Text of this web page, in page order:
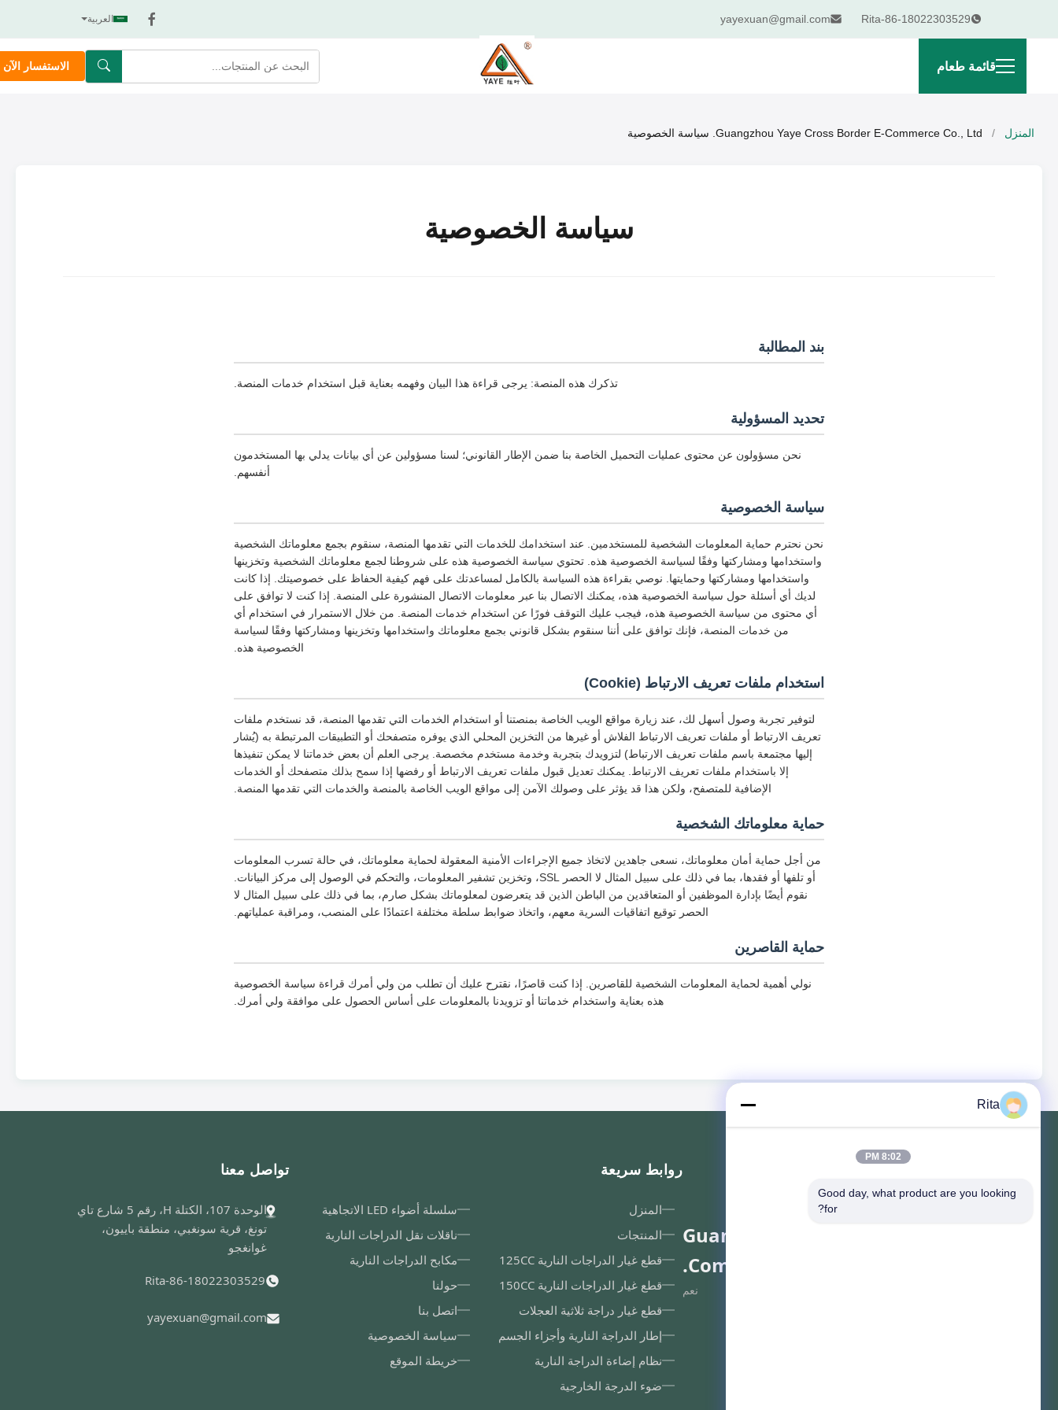
Rita-86-18022303529
yayexuan@gmail.com العربية
قائمة طعام الاستفسار الآن
المنزل / Guangzhou Yaye Cross Border E-Commerce Co., Ltd. سياسة الخصوصية
سياسة الخصوصية
بند المطالبة
تذكرك هذه المنصة: يرجى قراءة هذا البيان وفهمه بعناية قبل استخدام خدمات المنصة.
تحديد المسؤولية
نحن مسؤولون عن محتوى عمليات التحميل الخاصة بنا ضمن الإطار القانوني؛ لسنا مسؤولين عن أي بيانات يدلي بها المستخدمون
أنفسهم.
سياسة الخصوصية
نحن نحترم حماية المعلومات الشخصية للمستخدمين. عند استخدامك للخدمات التي تقدمها المنصة، سنقوم بجمع معلوماتك الشخصية
واستخدامها ومشاركتها وفقًا لسياسة الخصوصية هذه. تحتوي سياسة الخصوصية هذه على شروطنا لجمع معلوماتك الشخصية وتخزينها
واستخدامها ومشاركتها وحمايتها. نوصي بقراءة هذه السياسة بالكامل لمساعدتك على فهم كيفية الحفاظ على خصوصيتك. إذا كانت
لديك أي أسئلة حول سياسة الخصوصية هذه، يمكنك الاتصال بنا عبر معلومات الاتصال المنشورة على المنصة. إذا كنت لا توافق على
أي محتوى من سياسة الخصوصية هذه، فيجب عليك التوقف فورًا عن استخدام خدمات المنصة. من خلال الاستمرار في استخدام أي
من خدمات المنصة، فإنك توافق على أننا سنقوم بشكل قانوني بجمع معلوماتك واستخدامها وتخزينها ومشاركتها وفقًا لسياسة
الخصوصية هذه.
استخدام ملفات تعريف الارتباط (Cookie)
لتوفير تجربة وصول أسهل لك، عند زيارة مواقع الويب الخاصة بمنصتنا أو استخدام الخدمات التي تقدمها المنصة، قد نستخدم ملفات
تعريف الارتباط أو ملفات تعريف الارتباط الفلاش أو غيرها من التخزين المحلي الذي يوفره متصفحك أو التطبيقات المرتبطة به (يُشار
إليها مجتمعة باسم ملفات تعريف الارتباط) لتزويدك بتجربة وخدمة مستخدم مخصصة. يرجى العلم أن بعض خدماتنا لا يمكن تنفيذها
إلا باستخدام ملفات تعريف الارتباط. يمكنك تعديل قبول ملفات تعريف الارتباط أو رفضها إذا سمح بذلك متصفحك أو الخدمات
الإضافية للمتصفح، ولكن هذا قد يؤثر على وصولك الآمن إلى مواقع الويب الخاصة بالمنصة والخدمات التي تقدمها المنصة.
حماية معلوماتك الشخصية
من أجل حماية أمان معلوماتك، نسعى جاهدين لاتخاذ جميع الإجراءات الأمنية المعقولة لحماية معلوماتك، في حالة تسرب المعلومات
أو تلفها أو فقدها، بما في ذلك على سبيل المثال لا الحصر SSL، وتخزين تشفير المعلومات، والتحكم في الوصول إلى مركز البيانات.
نقوم أيضًا بإدارة الموظفين أو المتعاقدين من الباطن الذين قد يتعرضون لمعلوماتك بشكل صارم، بما في ذلك على سبيل المثال لا
الحصر توقيع اتفاقيات السرية معهم، واتخاذ ضوابط سلطة مختلفة اعتمادًا على المنصب، ومراقبة عملياتهم.
حماية القاصرين
نولي أهمية لحماية المعلومات الشخصية للقاصرين. إذا كنت قاصرًا، نقترح عليك أن تطلب من ولي أمرك قراءة سياسة الخصوصية
هذه بعناية واستخدام خدماتنا أو تزويدنا بالمعلومات على أساس الحصول على موافقة ولي أمرك.
Guangzhou Yaye Cross Border E-
Commerce Co., Ltd.
نعم
روابط سريعة
المنزل
المنتجات
قطع غيار الدراجات النارية 125CC
قطع غيار الدراجات النارية 150CC
قطع غيار دراجة ثلاثية العجلات
إطار الدراجة النارية وأجزاء الجسم
نظام إضاءة الدراجة النارية
ضوء الدرجة الخارجية
سلسلة أضواء LED الاتجاهية
ناقلات نقل الدراجات النارية
مكابح الدراجات النارية
حولنا
اتصل بنا
سياسة الخصوصية
خريطة الموقع
تواصل معنا
الوحدة 107، الكتلة H، رقم 5 شارع تاي
تونغ، قرية سونغبي، منطقة باييون،
غوانغجو
Rita-86-18022303529
yayexuan@gmail.com
Rita
8:02 PM
Good day, what product are you looking
for?